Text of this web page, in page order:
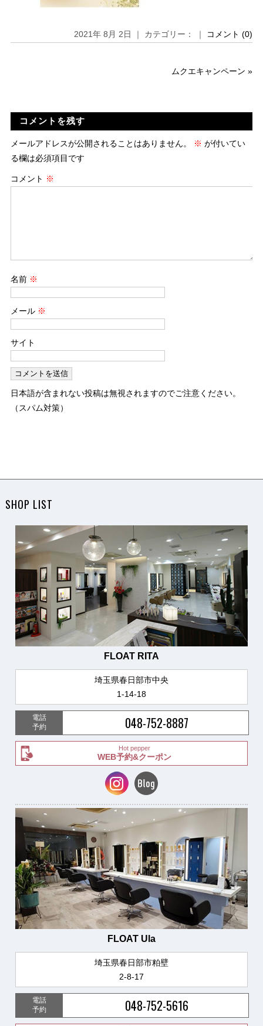
2021年 8月 2日 ｜ カテゴリー： ｜ コメント (0)
ムクエキャンペーン »
コメントを残す
メールアドレスが公開されることはありません。 ※ が付いてい
る欄は必須項目です
コメント ※
名前 ※
メール ※
サイト
日本語が含まれない投稿は無視されますのでご注意ください。
（スパム対策）
SHOP LIST
FLOAT RITA
埼玉県春日部市中央
1-14-18
電話
予約
048-752-8887
Hot pepper
WEB予約&クーポン
FLOAT Ula
埼玉県春日部市粕壁
2-8-17
電話
予約
048-752-5616